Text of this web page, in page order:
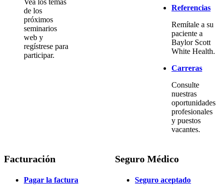
Vea los temas
de los
próximos
seminarios
web y
regístrese para
participar.
Referencias
Remítale a su
paciente a
Baylor Scott
White Health.
Carreras
Consulte
nuestras
oportunidades
profesionales
y puestos
vacantes.
Facturación
Pagar la factura
Seguro Médico
Seguro aceptado